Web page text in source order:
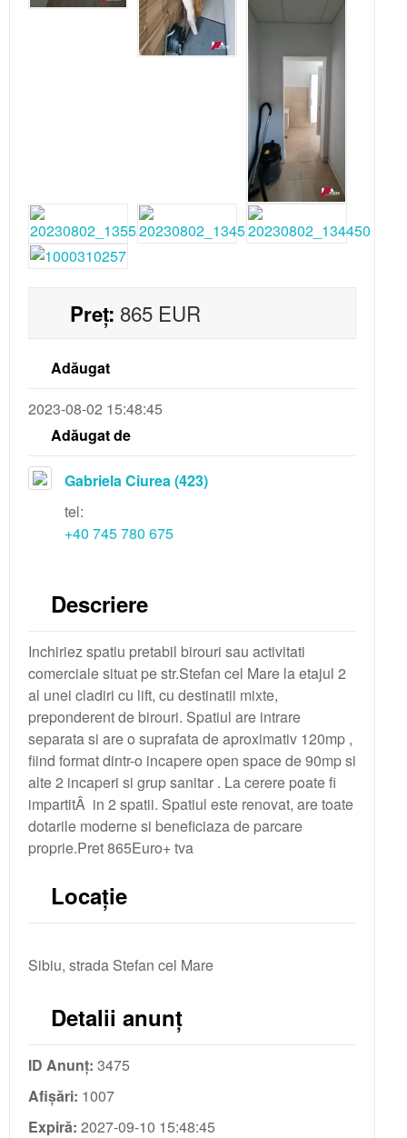
Preț: 865 EUR
Adăugat
2023-08-02 15:48:45
Adăugat de
Gabriela Ciurea(423)
tel:
+40 745 780 675
Descriere
Inchiriez spatiu pretabil birouri sau activitati
comerciale situat pe str.Stefan cel Mare la etajul 2
al unei cladiri cu lift, cu destinatii mixte,
preponderent de birouri. Spatiul are intrare
separata si are o suprafata de aproximativ 120mp ,
fiind format dintr-o incapere open space de 90mp si
alte 2 incaperi si grup sanitar . La cerere poate fi
impartitÂ in 2 spatii. Spatiul este renovat, are toate
dotarile moderne si beneficiaza de parcare
proprie.Pret 865Euro+ tva
Locație
Sibiu, strada Stefan cel Mare
Detalii anunț
ID Anunț: 3475
Afișări: 1007
Expiră: 2027-09-10 15:48:45
Contractul de inchiriere